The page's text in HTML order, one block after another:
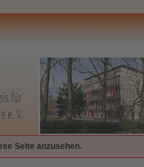
Seite anzusehen.